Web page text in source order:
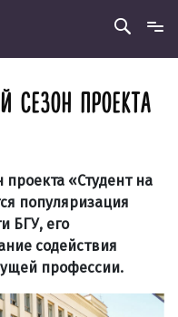
СЕЗОН ПРОЕКТА
«Студент на
популяризация
БГУ, его
содействия
профессии.